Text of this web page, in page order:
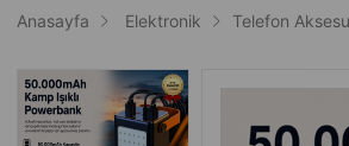
Anasayfa Elektronik Telefon